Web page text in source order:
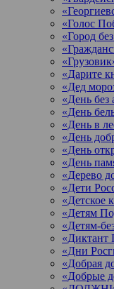
«Голос
«Город
«Дарите
«Дед
«День без
«День
«День в
«День
«День
«День
«Дерево
«Дети
«Детское
«Детям
«Детям-
«Диктант
«Дни
«Добрая
«Добрые